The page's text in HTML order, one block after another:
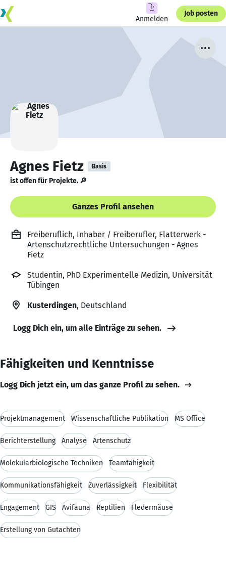
Anmelden
Job posten
Agnes Fietz Basis
ist offen für Projekte. 🔎
Ganzes Profil ansehen
Freiberuflich, Inhaber / Freiberufler, Flatterwerk -
Artenschutzrechtliche Untersuchungen - Agnes
Fietz
Studentin, PhD Experimentelle Medizin, Universität
Tübingen
Kusterdingen, Deutschland
Logg Dich ein, um alle Einträge zu sehen.
Fähigkeiten und Kenntnisse
Logg Dich jetzt ein, um das ganze Profil zu sehen.
Projektmanagement Wissenschaftliche Publikation MS Office
Berichterstellung Analyse Artenschutz
Molekularbiologische Techniken Teamfähigkeit
Kommunikationsfähigkeit Zuverlässigkeit Flexibilität
Engagement GIS Avifauna Reptilien Fledermäuse
Erstellung von Gutachten